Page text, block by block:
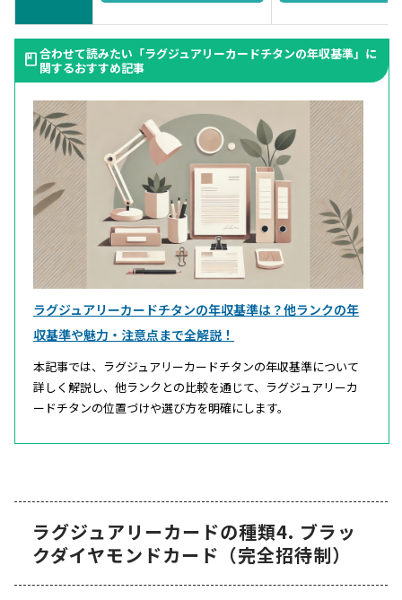
合わせて読みたい「ラグジュアリーカードチタンの年収基準」に
関するおすすめ記事
ラグジュアリーカードチタンの年収基準は？他ランクの年
収基準や魅力・注意点まで全解説！
本記事では、ラグジュアリーカードチタンの年収基準について
詳しく解説し、他ランクとの比較を通じて、ラグジュアリーカ
ードチタンの位置づけや選び方を明確にします。
ラグジュアリーカードの種類4. ブラッ
クダイヤモンドカード（完全招待制）